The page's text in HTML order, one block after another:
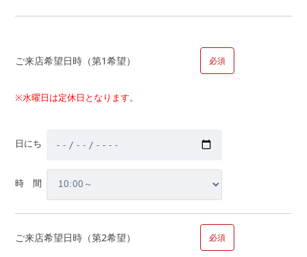
ご来店希望日時（第1希望） 必須
※水曜日は定休日となります。
日にち
時 間
ご来店希望日時（第2希望） 必須
補助金はどのくらいもらえるの?
回答可）
【内容】